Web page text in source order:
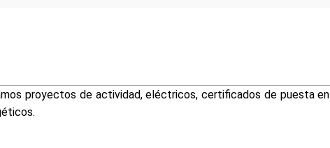
proyectos de actividad, eléctricos, certificados de puesta en